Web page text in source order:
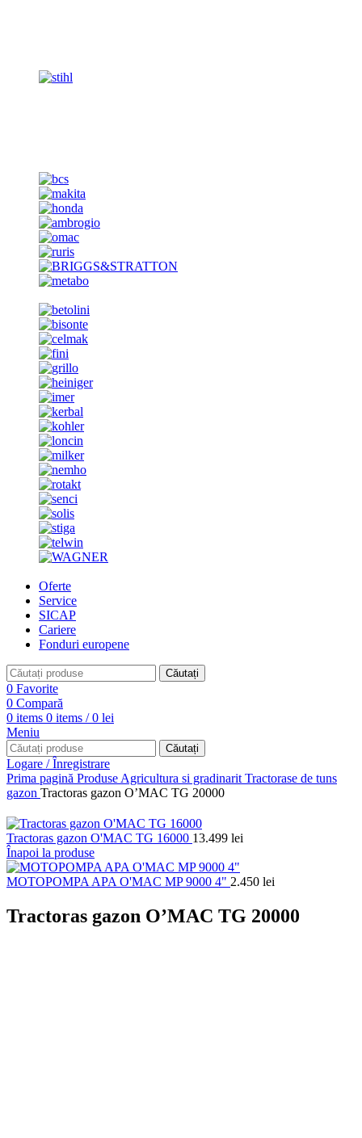
Oferte
Service
SICAP
Cariere
Fonduri europene
Căutați
0 Favorite
0 Compară
0 items 0 items / 0 lei
Meniu
Căutați
Logare / Înregistrare
Prima pagină Produse Agricultura si gradinarit Tractorase de tuns
gazon Tractoras gazon O’MAC TG 20000
Tractoras gazon O'MAC TG 16000 13.499 lei
Înapoi la produse
MOTOPOMPA APA O'MAC MP 9000 4" 2.450 lei
Tractoras gazon O’MAC TG 20000